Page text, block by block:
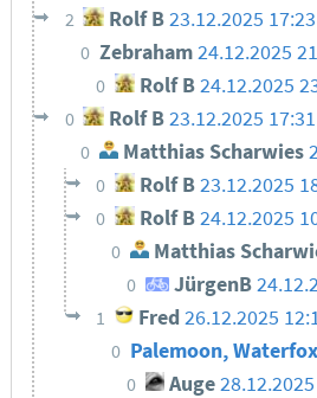
2 Rolf B23.12.2025 17:23
0 Zebraham24.12.2025
0 Rolf B 24.12.2025
0 Rolf B23.12.2025 17:31
0 Matthias Scharwies
0 Rolf B 23.12.2025
0 Rolf B 24.12.2025
0 Matthias
0 JürgenB
1 Fred 26.12.2025
0 Palemoon,
0 Auge